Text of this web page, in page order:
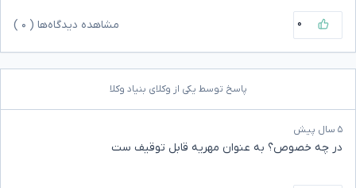
۰ مشاهده دیدگاه‌ها ( ۰
پاسخ توسط یکی از وکلای بنیاد وکلا
۵ سال پیش
در چه خصوص؟ به عنوان مهریه قابل توقیف ست